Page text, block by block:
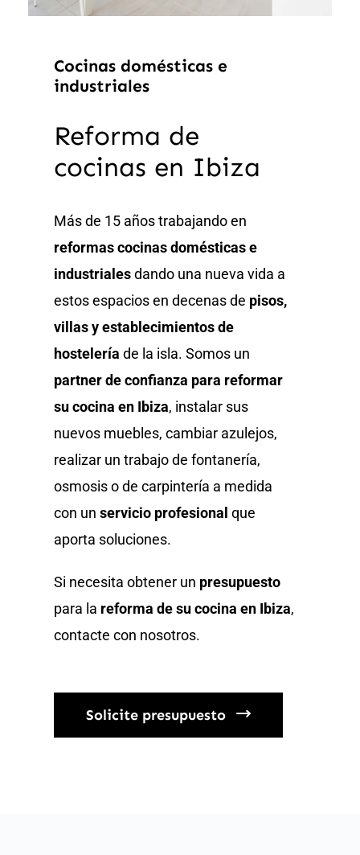
Cocinas domésticas e
industriales
Reforma de
cocinas en Ibiza
Más de 15 años trabajando en
reformas cocinas domésticas e
industrialesdando una nueva vida a
estos espacios en decenas de pisos,
villas y establecimientos de
hostelería de la isla. Somos un
partner de confianza para reformar
su cocina en Ibiza, instalar sus
nuevos muebles, cambiar azulejos,
realizar un trabajo de fontanería,
osmosis o de carpintería a medida
con un servicio profesional que
aporta soluciones.
Si necesita obtener un presupuesto
para la reforma de su cocina en Ibiza,
contacte con nosotros.
Solicite presupuesto